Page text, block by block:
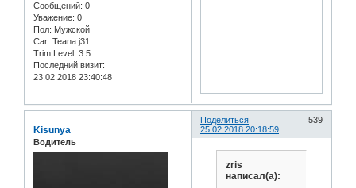
Сообщений: 0
Уважение: 0
Пол: Мужской
Car: Teana j31
Trim Level: 3.5
Последний визит:
23.02.2018 23:40:48
Поделиться
539
25.02.2018 20:18:59
Kisunya
Водитель
zris
написал(а):